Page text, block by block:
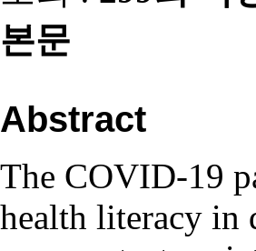
본문
Abstract
The COVID-19
health literacy in